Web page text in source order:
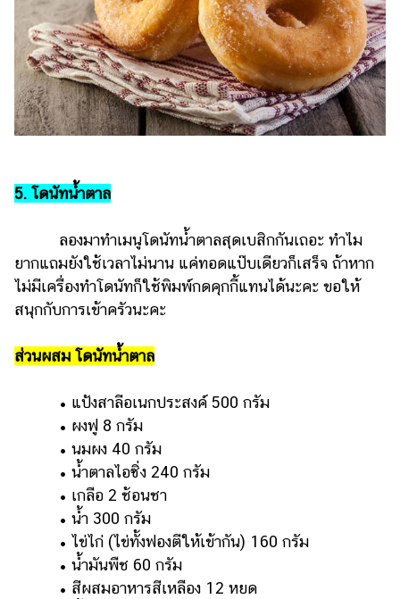
5. โดนัทน้ำตาล
ลองมาทำเมนูโดนัทน้ำตาลสุดเบสิกกันเถอะ ทำไม
ยากแถมยังใช้เวลาไม่นาน แค่ทอดแป๊บเดียวก็เสร็จ ถ้าหาก
ไม่มีเครื่องทำโดนัทก็ใช้พิมพ์กดคุกกี้แทนได้นะคะ ขอให้
สนุกกับการเข้าครัวนะคะ
ส่วนผสม โดนัทน้ำตาล
• แป้งสาลีอเนกประสงค์ 500 กรัม
• ผงฟู 8 กรัม
• นมผง 40 กรัม
• น้ำตาลไอซิ่ง 240 กรัม
• เกลือ 2 ช้อนชา
• น้ำ 300 กรัม
• ไข่ไก่ (ไข่ทั้งฟองตีให้เข้ากัน) 160 กรัม
• น้ำมันพืช 60 กรัม
• สีผสมอาหารสีเหลือง 12 หยด